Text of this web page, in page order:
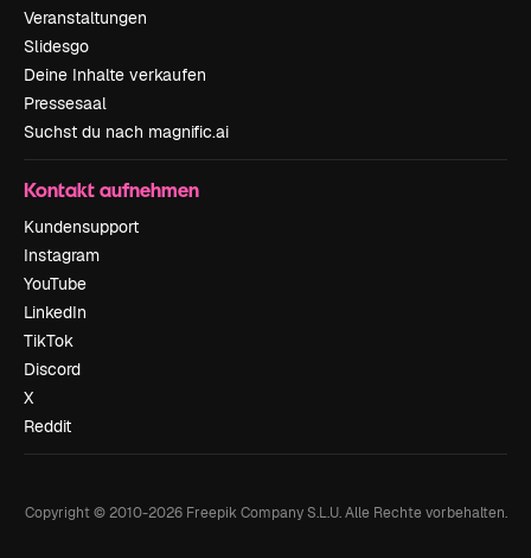
Veranstaltungen
Slidesgo
Deine Inhalte verkaufen
Pressesaal
Suchst du nach magnific.ai
Kontakt aufnehmen
Kundensupport
Instagram
YouTube
LinkedIn
TikTok
Discord
X
Reddit
Copyright © 2010-2026Freepik Company S.L.U. Alle Rechte vorbehalten.